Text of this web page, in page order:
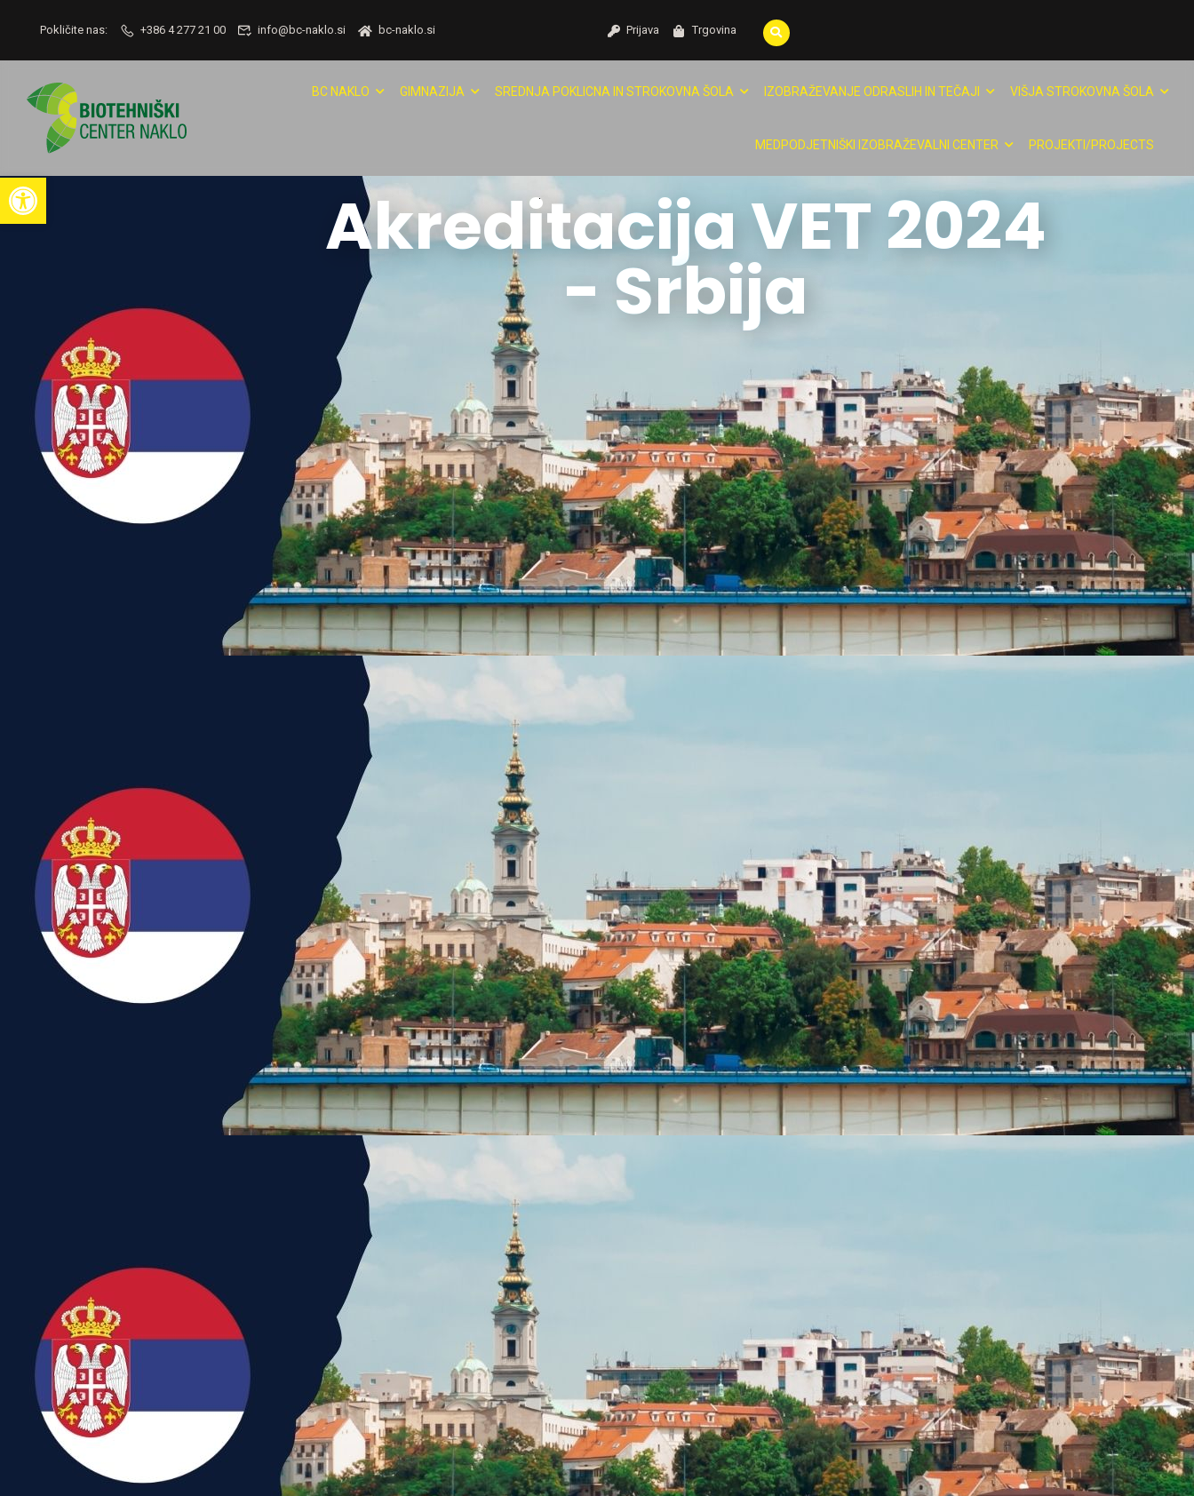
Open toolbar
Pokličite nas: +386 4 277 21 00 info@bc-naklo.si bc-naklo.si Prijava Trgovina
BC NAKLO GIMNAZIJA SREDNJA POKLICNA IN STROKOVNA ŠOLA IZOBRAŽEVANJE ODRASLIH IN TEČAJI VIŠJA STROKOVNA ŠOLA
MEDPODJETNIŠKI IZOBRAŽEVALNI CENTER PROJEKTI/PROJECTS
Akreditacija VET 2024
- Srbija